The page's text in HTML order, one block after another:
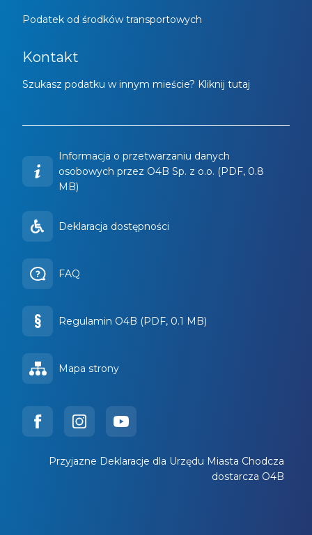
Podatek od środków transportowych
Kontakt
Szukasz podatku w innym mieście? Kliknij tutaj
Informacja o przetwarzaniu danych
osobowych przez O4B Sp. z o.o. (PDF, 0.8
MB)
Deklaracja dostępności
FAQ
Regulamin O4B (PDF, 0.1 MB)
Mapa strony
Przyjazne Deklaracje dla Urzędu Miasta Chodcza
dostarcza O4B